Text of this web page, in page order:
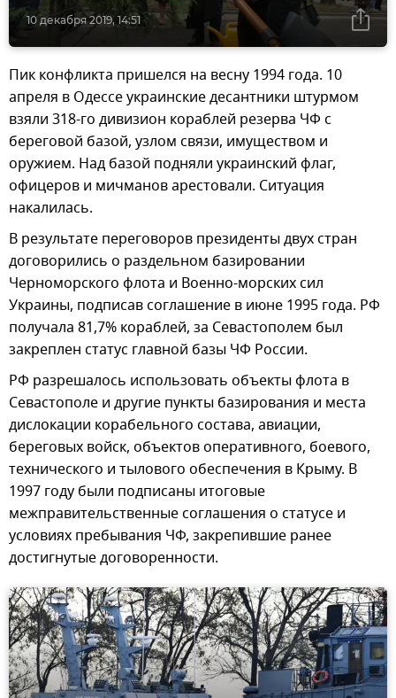
10 декабря 2019, 14:51
Пик конфликта пришелся на весну 1994 года. 10
апреля в Одессе украинские десантники штурмом
взяли 318-го дивизион кораблей резерва ЧФ с
береговой базой, узлом связи, имуществом и
оружием. Над базой подняли украинский флаг,
офицеров и мичманов арестовали. Ситуация
накалилась.
В результате переговоров президенты двух стран
договорились о раздельном базировании
Черноморского флота и Военно-морских сил
Украины, подписав соглашение в июне 1995 года. РФ
получала 81,7% кораблей, за Севастополем был
закреплен статус главной базы ЧФ России.
РФ разрешалось использовать объекты флота в
Севастополе и другие пункты базирования и места
дислокации корабельного состава, авиации,
береговых войск, объектов оперативного, боевого,
технического и тылового обеспечения в Крыму. В
1997 году были подписаны итоговые
межправительственные соглашения о статусе и
условиях пребывания ЧФ, закрепившие ранее
достигнутые договоренности.